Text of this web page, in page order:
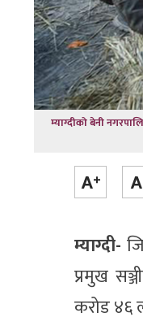
म्याग्दीको बेनी
म्याग्दी-
प्रमुख
करोड ४६